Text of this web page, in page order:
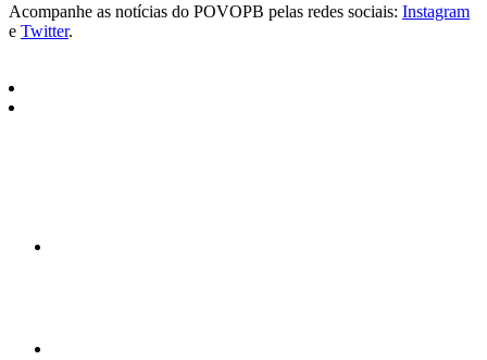
Acompanhe as notícias do POVOPB pelas redes sociais: Instagram
e Twitter.